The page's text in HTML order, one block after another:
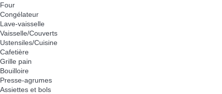
Four
Congélateur
Lave-vaisselle
Vaisselle/Couverts
Ustensiles/Cuisine
Cafetière
Grille pain
Bouilloire
Presse-agrumes
Assiettes et bols